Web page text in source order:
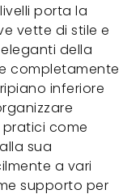
porta la
vette di stile e
della
completamente
inferiore
come
sua
a vari
supporto per